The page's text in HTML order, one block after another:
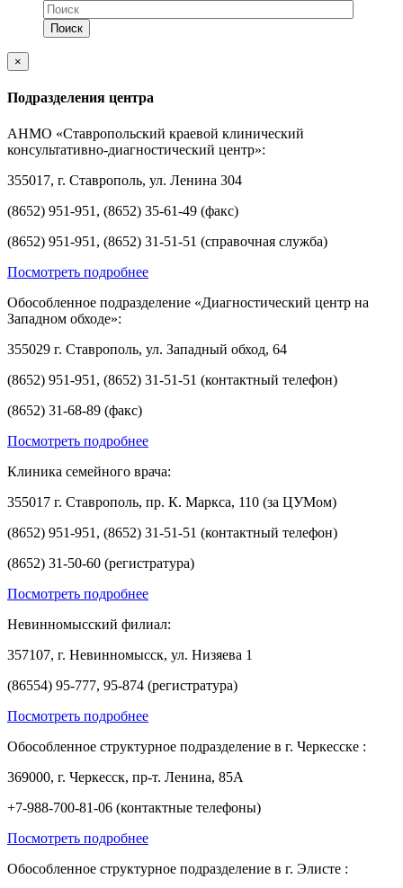
×
Подразделения центра
АНМО «Ставропольский краевой клинический
консультативно-диагностический центр»:
355017, г. Ставрополь, ул. Ленина 304
(8652) 951-951, (8652) 35-61-49 (факс)
(8652) 951-951, (8652) 31-51-51 (справочная служба)
Посмотреть подробнее
Обособленное подразделение «Диагностический центр на
Западном обходе»:
355029 г. Ставрополь, ул. Западный обход, 64
(8652) 951-951, (8652) 31-51-51 (контактный телефон)
(8652) 31-68-89 (факс)
Посмотреть подробнее
Клиника семейного врача:
355017 г. Ставрополь, пр. К. Маркса, 110 (за ЦУМом)
(8652) 951-951, (8652) 31-51-51 (контактный телефон)
(8652) 31-50-60 (регистратура)
Посмотреть подробнее
Невинномысский филиал:
357107, г. Невинномысск, ул. Низяева 1
(86554) 95-777, 95-874 (регистратура)
Посмотреть подробнее
Обособленное структурное подразделение в г. Черкесске :
369000, г. Черкесск, пр-т. Ленина, 85А
+7-988-700-81-06 (контактные телефоны)
Посмотреть подробнее
Обособленное структурное подразделение в г. Элисте :